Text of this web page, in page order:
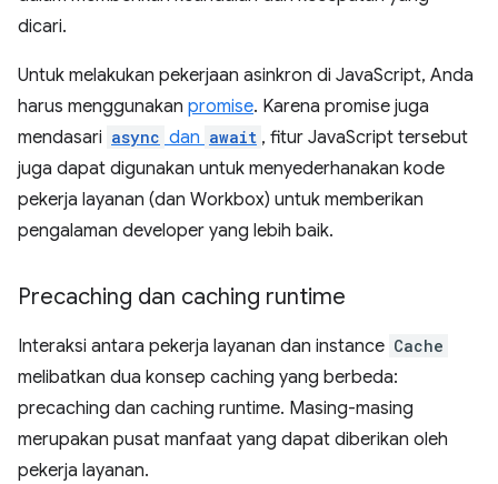
dicari.
Untuk melakukan pekerjaan asinkron di JavaScript, Anda
harus menggunakan promise. Karena promise juga
mendasari async dan await , fitur JavaScript tersebut
juga dapat digunakan untuk menyederhanakan kode
pekerja layanan (dan Workbox) untuk memberikan
pengalaman developer yang lebih baik.
Precaching dan caching runtime
Interaksi antara pekerja layanan dan instance Cache
melibatkan dua konsep caching yang berbeda:
precaching dan caching runtime. Masing-masing
merupakan pusat manfaat yang dapat diberikan oleh
pekerja layanan.